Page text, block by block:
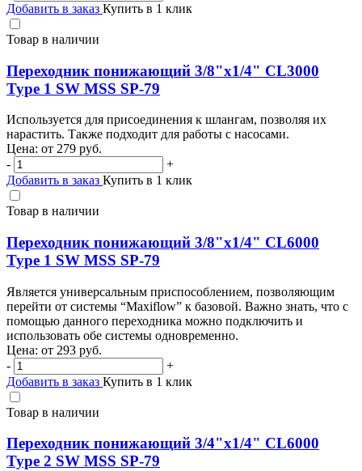
Добавить в заказ Купить в 1 клик
Товар в наличии
Переходник понижающий 3/8"х1/4" CL3000
Type 1 SW MSS SP-79
Используется для присоединения к шлангам, позволяя их
нарастить. Также подходит для работы с насосами.
Цена: от 279 руб.
-
+
Добавить в заказ Купить в 1 клик
Товар в наличии
Переходник понижающий 3/8"х1/4" CL6000
Type 1 SW MSS SP-79
Является универсальным приспособлением, позволяющим
перейти от системы “Maxiflow” к базовой. Важно знать, что с
помощью данного переходника можно подключить и
использовать обе системы одновременно.
Цена: от 293 руб.
-
+
Добавить в заказ Купить в 1 клик
Товар в наличии
Переходник понижающий 3/4"х1/4" CL6000
Type 2 SW MSS SP-79